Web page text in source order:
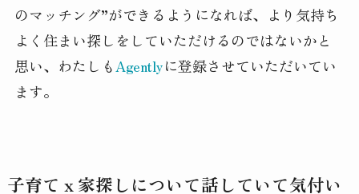
のマッチング”ができるようになれば、より気持ち
よく住まい探しをしていただけるのではないかと
思い、わたしもAgentlyに登録させていただいてい
ます。
子育てｘ家探しについて話していて気付い